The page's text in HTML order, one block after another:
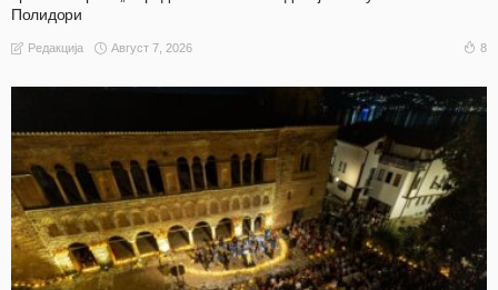
Полидори
Редакција Август 7, 2026 8